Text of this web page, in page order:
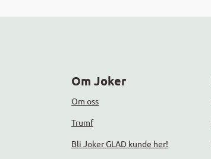
Om Joker
Om oss
Trumf
Bli Joker GLAD kunde her!